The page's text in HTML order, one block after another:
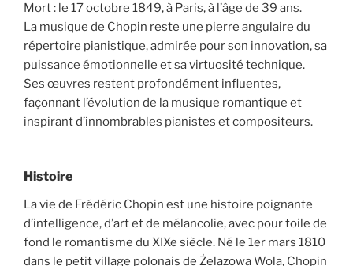
Mort : le 17 octobre 1849, à Paris, à l’âge de 39 ans.
La musique de Chopin reste une pierre angulaire du
répertoire pianistique, admirée pour son innovation, sa
puissance émotionnelle et sa virtuosité technique.
Ses œuvres restent profondément influentes,
façonnant l’évolution de la musique romantique et
inspirant d’innombrables pianistes et compositeurs.
Histoire
La vie de Frédéric Chopin est une histoire poignante
d’intelligence, d’art et de mélancolie, avec pour toile de
fond le romantisme du XIXe siècle. Né le 1er mars 1810
dans le petit village polonais de Żelazowa Wola, Chopin